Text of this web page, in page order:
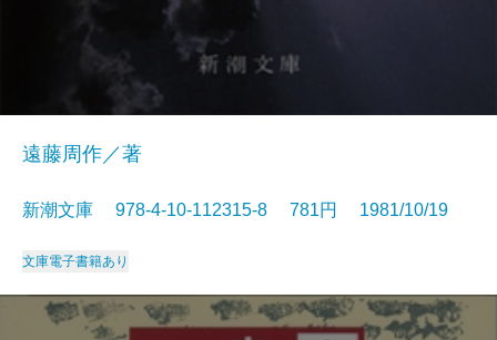
遠藤周作／著
新潮文庫 978-4-10-112315-8 781円 1981/10/19
文庫電子書籍あり